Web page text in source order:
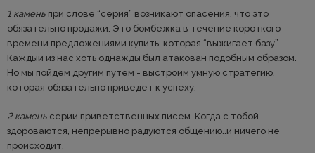
1 камень при слове “серия” возникают опасения, что это
обязательно продажи. Это бомбежка в течение короткого
времени предложениями купить, которая “выжигает базу”.
Каждый из нас хоть однажды был атакован подобным образом.
Но мы пойдем другим путем - выстроим умную стратегию,
которая обязательно приведет к успеху.
2 камень серии приветственных писем. Когда с тобой
здороваются, непрерывно радуются общению..и ничего не
происходит.